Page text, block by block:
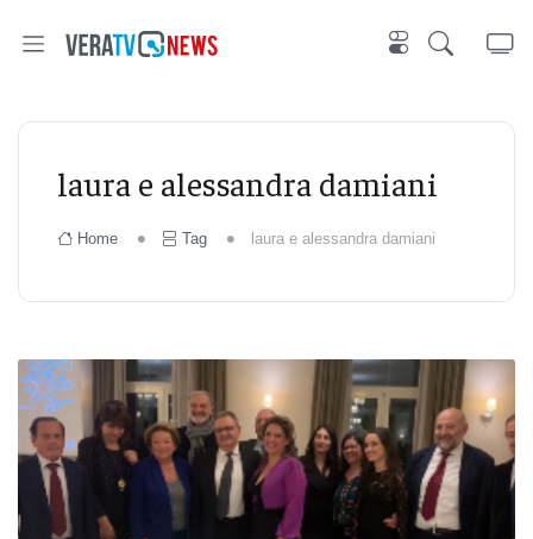
laura e alessandra damiani
Home Tag laura e alessandra damiani